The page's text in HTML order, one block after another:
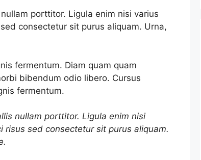
porttitor. Ligula enim nisi varius
consectetur sit purus aliquam. Urna,
fermentum. Diam quam quam
bibendum odio libero. Cursus
fermentum.
nullam porttitor. Ligula enim nisi
risus sed consectetur sit purus aliquam.